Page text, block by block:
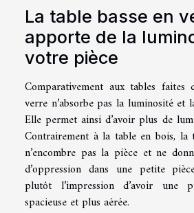
La table basse en
apporte de la
votre pièce
Comparativement aux tables
verre n’absorbe pas la luminosité et
Elle permet ainsi d’avoir plus de
Contrairement à la table en bois, la
n’encombre pas la pièce et ne
d’oppression dans une petite
plutôt l’impression d’avoir une
spacieuse et plus aérée.